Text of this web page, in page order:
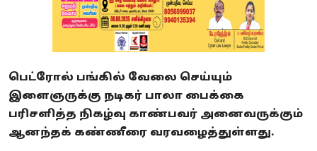
பெட்ரோல் பங்கில் வேலை செய்யும்
இளைஞருக்கு நடிகர் பாலா பைக்கை
பரிசளித்த நிகழ்வு காண்பவர் அனைவருக்கும்
ஆனந்தக் கண்ணீரை வரவழைத்துள்ளது.